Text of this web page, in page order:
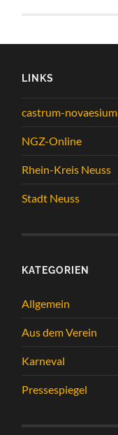
LINKS
castrum-novaesium
NGZ-Online
Rhein-Kreis Neuss
Stadt Neuss
KATEGORIEN
Allgemein
Aus dem Verein
Karneval
Pressespiegel